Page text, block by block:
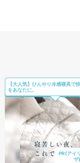
【大人気】ひんやり冷感寝具で
をあなたに。
PR(アイ
ザ)